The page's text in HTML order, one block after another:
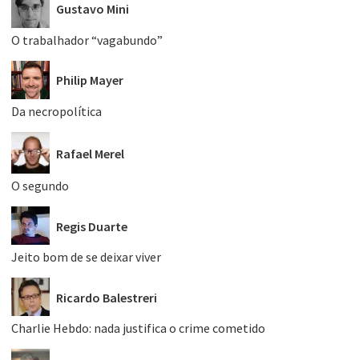
Gustavo Mini
O trabalhador “vagabundo”
Philip Mayer
Da necropolítica
Rafael Merel
O segundo
Regis Duarte
Jeito bom de se deixar viver
Ricardo Balestreri
Charlie Hebdo: nada justifica o crime cometido